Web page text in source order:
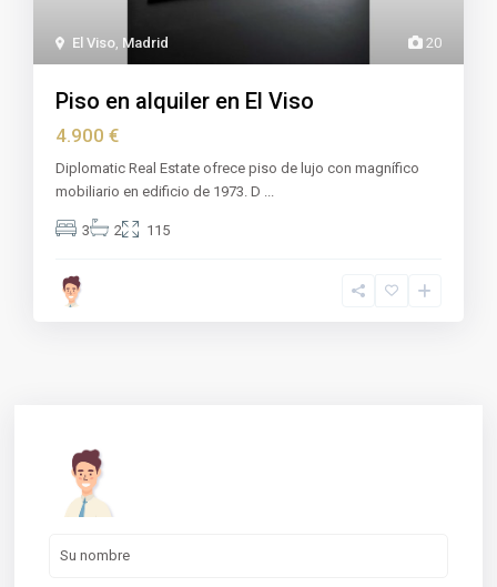
20
El Viso Madrid
Piso en alquiler en El Viso
4.900 €
Diplomatic Real Estate ofrece piso de lujo con magnífico
mobiliario en edificio de 1973. D
3 2 115